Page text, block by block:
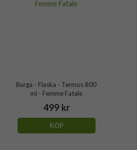
Burga - Flaska - Termos 800
ml - Femme Fatale
499 kr
KÖP